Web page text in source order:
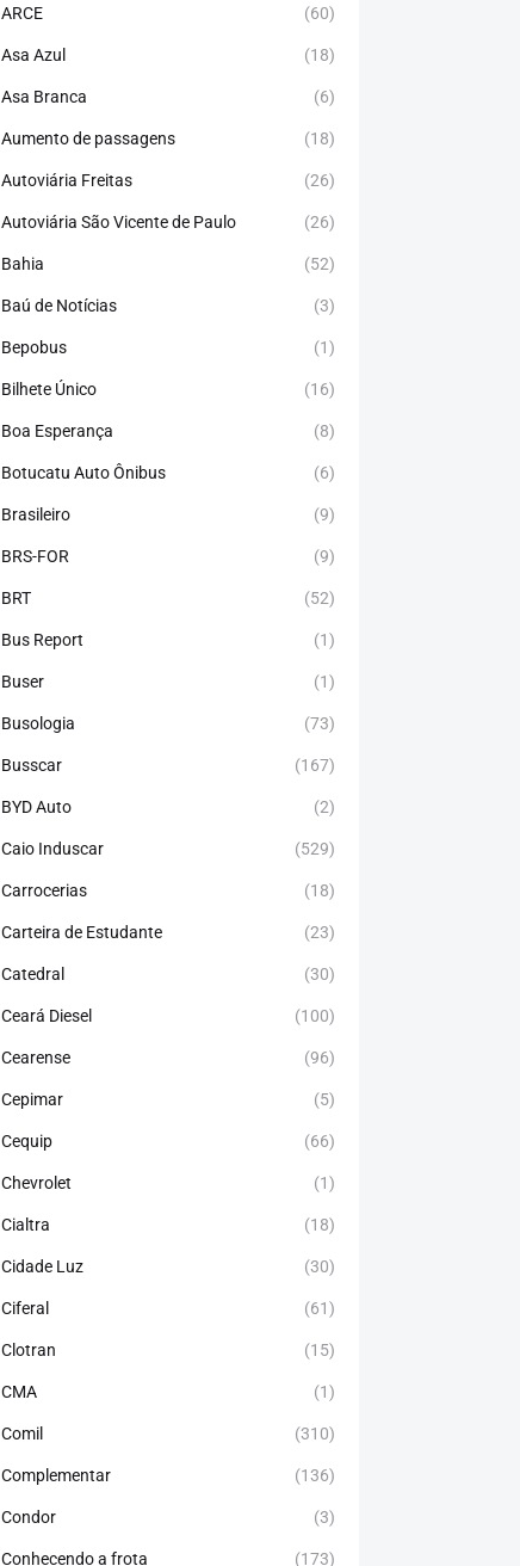
ARCE (60)
Asa Azul (18)
Asa Branca (6)
Aumento de passagens (18)
Autoviária Freitas (26)
Autoviária São Vicente de Paulo (26)
Bahia (52)
Baú de Notícias (3)
Bepobus (1)
Bilhete Único (16)
Boa Esperança (8)
Botucatu Auto Ônibus (6)
Brasileiro (9)
BRS-FOR (9)
BRT (52)
Bus Report (1)
Buser (1)
Busologia (73)
Busscar (167)
BYD Auto (2)
Caio Induscar (529)
Carrocerias (18)
Carteira de Estudante (23)
Catedral (30)
Ceará Diesel (100)
Cearense (96)
Cepimar (5)
Cequip (66)
Chevrolet (1)
Cialtra (18)
Cidade Luz (30)
Ciferal (61)
Clotran (15)
CMA (1)
Comil (310)
Complementar (136)
Condor (3)
Conhecendo a frota (173)